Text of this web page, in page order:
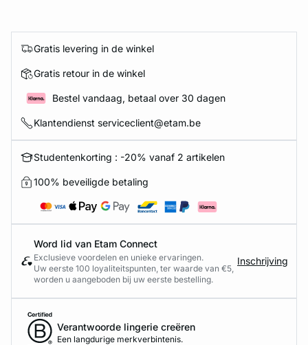
Gratis levering in de winkel
Gratis retour in de winkel
Bestel vandaag, betaal over 30 dagen
Klantendienst serviceclient@etam.be
Studentenkorting : -20% vanaf 2 artikelen
100% beveiligde betaling
Word lid van Etam Connect
Exclusieve voordelen en unieke ervaringen.
Uw eerste 100 loyaliteitspunten, ter waarde van €5,
worden u aangeboden bij uw eerste bestelling.
Inschrijving
Verantwoorde lingerie creëren
Een langdurige merkverbintenis.